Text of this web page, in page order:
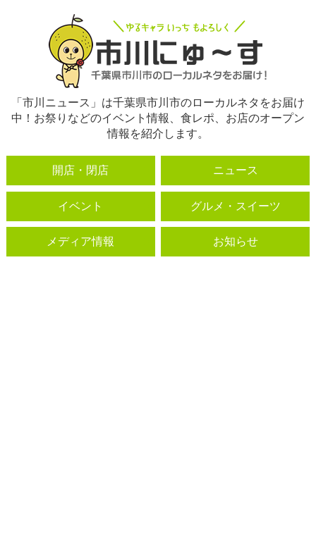
「市川ニュース」は千葉県市川市のローカルネタをお届け
中！お祭りなどのイベント情報、食レポ、お店のオープン
情報を紹介します。
開店・閉店 ニュース
イベント グルメ・スイーツ
メディア情報 お知らせ